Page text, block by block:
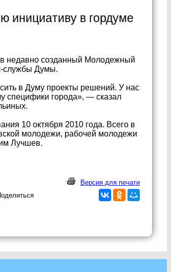
инициативу в гордуме
недавно созданный Молодежный
службы Думы.
в Думу проекты решений. У нас
специфики города», — сказал
10 октября 2010 года. Всего в
молодежи, рабочей молодежи
Лучшев.
Версия для печати